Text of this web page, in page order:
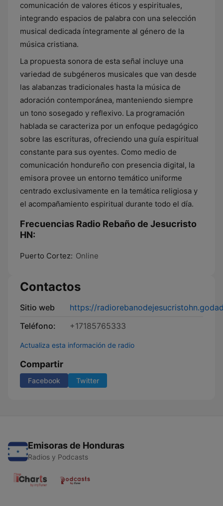
comunicación de valores éticos y espirituales,
integrando espacios de palabra con una selección
musical dedicada íntegramente al género de la
música cristiana.
La propuesta sonora de esta señal incluye una
variedad de subgéneros musicales que van desde
las alabanzas tradicionales hasta la música de
adoración contemporánea, manteniendo siempre
un tono sosegado y reflexivo. La programación
hablada se caracteriza por un enfoque pedagógico
sobre las escrituras, ofreciendo una guía espiritual
constante para sus oyentes. Como medio de
comunicación hondureño con presencia digital, la
emisora provee un entorno temático uniforme
centrado exclusivamente en la temática religiosa y
el acompañamiento espiritual durante todo el día.
Frecuencias Radio Rebaño de Jesucristo
HN:
Puerto Cortez: Online
Contactos
Sitio web
https://
Teléfono:
+17185765333
Actualiza esta información de radio
Compartir
Facebook Twitter
Emisoras de Honduras
Radios y Podcasts